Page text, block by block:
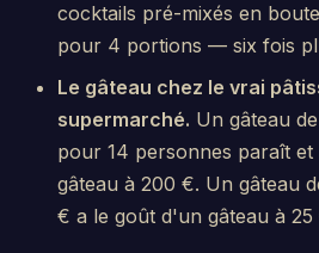
cocktails pré-mixés en
pour 4 portions — six fois
Le gâteau chez le vrai
supermarché. Un gâteau
pour 14 personnes paraît
gâteau à 200 €. Un gâteau
€ a le goût d'un gâteau à 25